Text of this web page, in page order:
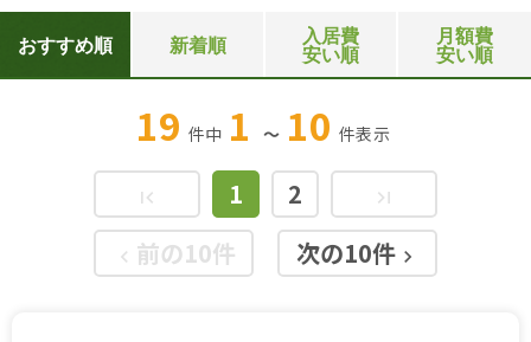
おすすめ順 新着順
入居費
安い順
月額費
安い順
19 件中 1 ～ 10 件表示
first_page
keyboard_arrow_left 前の10件
1
2
次の10件keyboard_arrow_right
last_page